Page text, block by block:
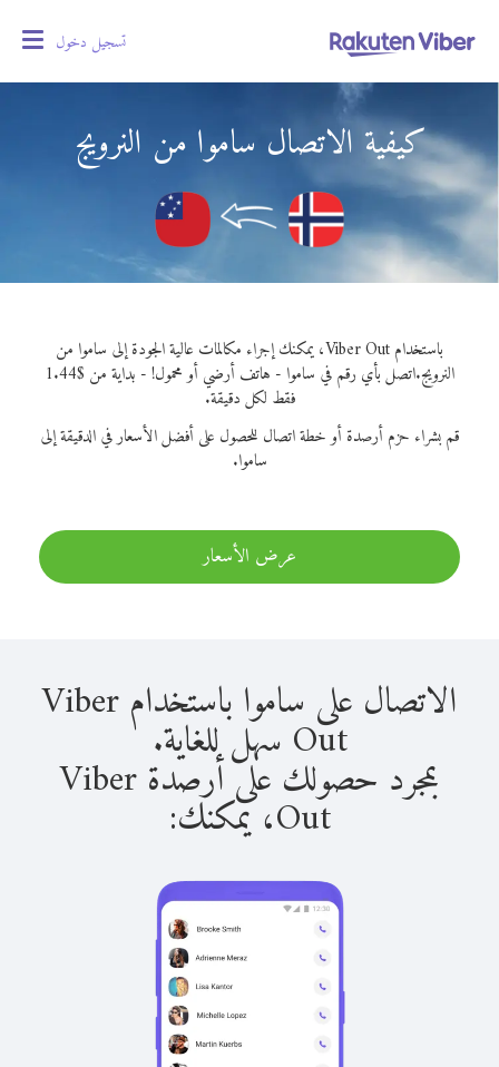
تسجيل دخول
كيفية الاتصال ساموا من النرويج
باستخدام Viber Out، يمكنك إجراء مكالمات عالية الجودة إلى ساموا من
النرويج.
اتصل بأي رقم في ساموا - هاتف أرضي أو محمول! - بداية من $1.44
فقط لكل دقيقة.
قم بشراء حزم أرصدة أو خطة اتصال للحصول على أفضل الأسعار في الدقيقة إلى
ساموا.
عرض الأسعار
الاتصال على ساموا باستخدام Viber
Out سهل للغاية.
بمجرد حصولك على أرصدة Viber
Out، يمكنك: